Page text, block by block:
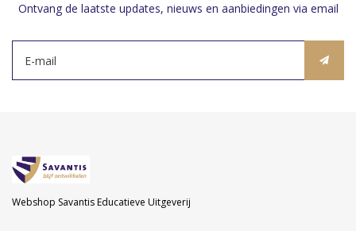
Ontvang de laatste updates, nieuws en aanbiedingen via email
Webshop Savantis Educatieve Uitgeverij